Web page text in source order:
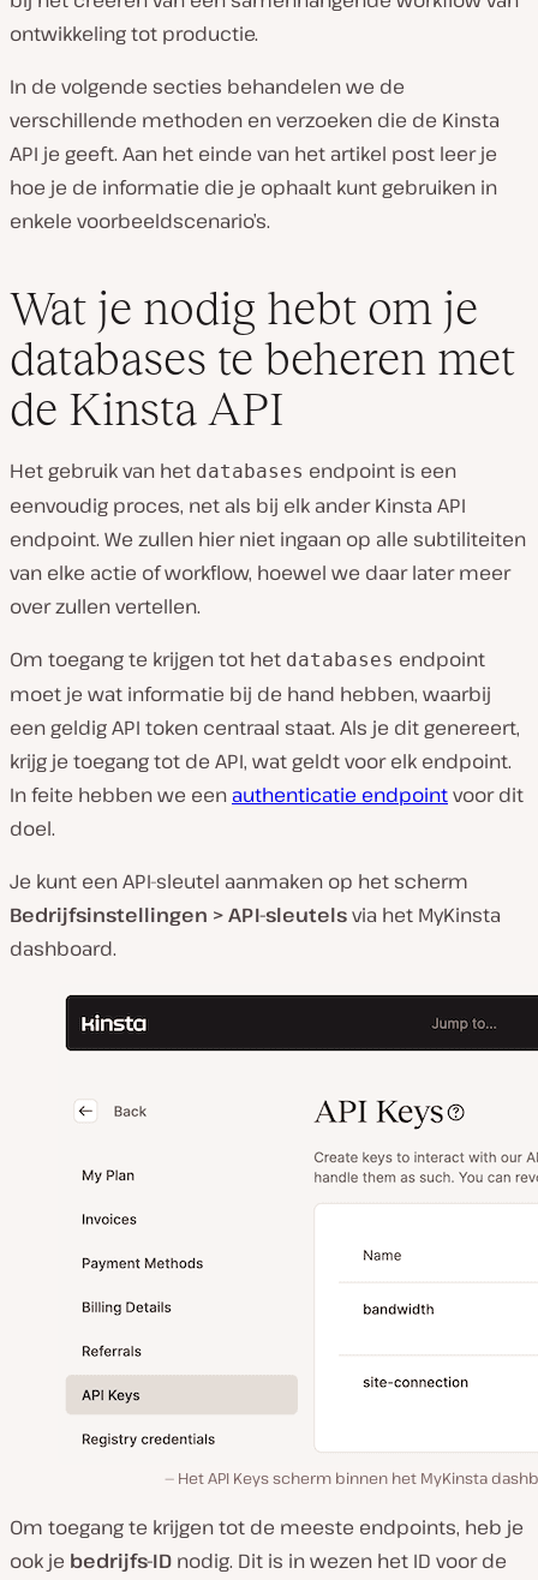
ontwikkeling tot productie.
In de volgende secties behandelen we de
verschillende methoden en verzoeken die de Kinsta
API je geeft. Aan het einde van het artikel post leer je
hoe je de informatie die je ophaalt kunt gebruiken in
enkele voorbeeldscenario’s.
Wat je nodig hebt om je
databases te beheren met
de Kinsta API
Het gebruik van het databases endpoint is een
eenvoudig proces, net als bij elk ander Kinsta API
endpoint. We zullen hier niet ingaan op alle subtiliteiten
van elke actie of workflow, hoewel we daar later meer
over zullen vertellen.
Om toegang te krijgen tot het databases endpoint
moet je wat informatie bij de hand hebben, waarbij
een geldig API token centraal staat. Als je dit genereert,
krijg je toegang tot de API, wat geldt voor elk endpoint.
In feite hebben we een authenticatie endpointvoor dit
doel.
Je kunt een API-sleutel aanmaken op het scherm
Bedrijfsinstellingen > API-sleutelsvia het MyKinsta
dashboard.
Het API Keys scherm binnen het MyKinsta
Om toegang te krijgen tot de meeste endpoints, heb je
ook je bedrijfs-ID nodig. Dit is in wezen het ID voor de